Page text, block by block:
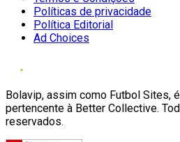
Políticas de privacidade
Política Editorial
Ad Choices
Bolavip, assim como Futbol Sites,
pertencente à Better Collective.
reservados.